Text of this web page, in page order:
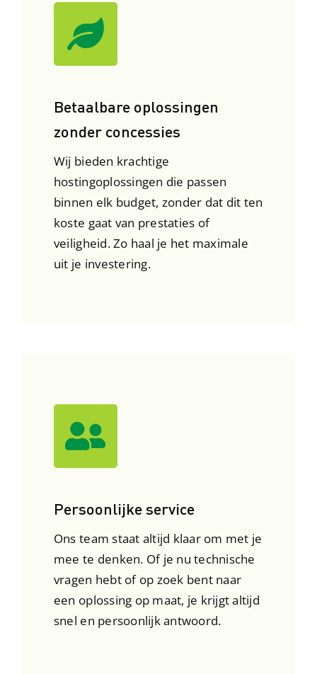
Betaalbare oplossingen
zonder concessies
Wij bieden krachtige
hostingoplossingen die passen
binnen elk budget, zonder dat dit ten
koste gaat van prestaties of
veiligheid. Zo haal je het maximale
uit je investering.
Persoonlijke service
Ons team staat altijd klaar om met je
mee te denken. Of je nu technische
vragen hebt of op zoek bent naar
een oplossing op maat, je krijgt altijd
snel en persoonlijk antwoord.